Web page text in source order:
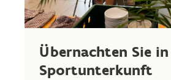
Übernachten Sie
Sportunterkunft